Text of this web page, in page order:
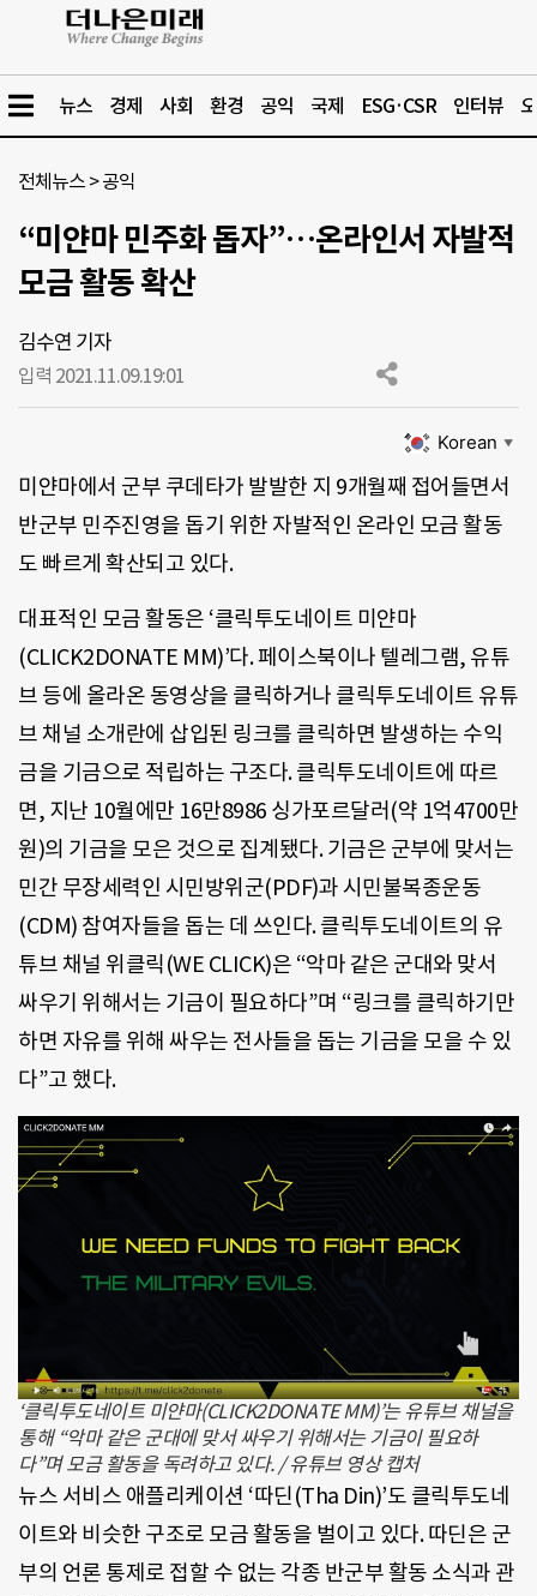
뉴스 경제 사회 환경 공익 국제 ESG·CSR 인터뷰
전체뉴스 >공익
“미얀마 민주화 돕자”…온라인서 자발적
모금 활동 확산
김수연 기자
입력 2021.11.09.19:01
Korean ▼
미얀마에서 군부 쿠데타가 발발한 지 9개월째 접어들면서
반군부 민주진영을 돕기 위한 자발적인 온라인 모금 활동
도 빠르게 확산되고 있다.
대표적인 모금 활동은 ‘클릭투도네이트 미얀마
(CLICK2DONATE MM)’다. 페이스북이나 텔레그램, 유튜
브 등에 올라온 동영상을 클릭하거나 클릭투도네이트 유튜
브 채널 소개란에 삽입된 링크를 클릭하면 발생하는 수익
금을 기금으로 적립하는 구조다. 클릭투도네이트에 따르
면, 지난 10월에만 16만8986 싱가포르달러(약 1억4700만
원)의 기금을 모은 것으로 집계됐다. 기금은 군부에 맞서는
민간 무장세력인 시민방위군(PDF)과 시민불복종운동
(CDM) 참여자들을 돕는 데 쓰인다. 클릭투도네이트의 유
튜브 채널 위클릭(WE CLICK)은 “악마 같은 군대와 맞서
싸우기 위해서는 기금이 필요하다”며 “링크를 클릭하기만
하면 자유를 위해 싸우는 전사들을 돕는 기금을 모을 수 있
다”고 했다.
‘클릭투도네이트 미얀마(CLICK2DONATE MM)’는 유튜브 채널을
통해 “악마 같은 군대에 맞서 싸우기 위해서는 기금이 필요하
다”며 모금 활동을 독려하고 있다. / 유튜브 영상 캡처
뉴스 서비스 애플리케이션 ‘따딘(Tha Din)’도 클릭투도네
이트와 비슷한 구조로 모금 활동을 벌이고 있다. 따딘은 군
부의 언론 통제로 접할 수 없는 각종 반군부 활동 소식과 관